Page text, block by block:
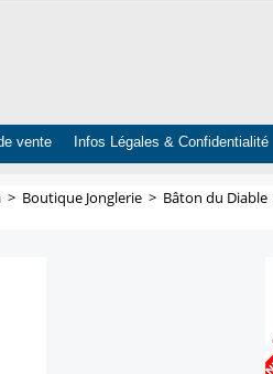
vente Infos Légales & Confidentialité
> Boutique Jonglerie > Bâton du Diable